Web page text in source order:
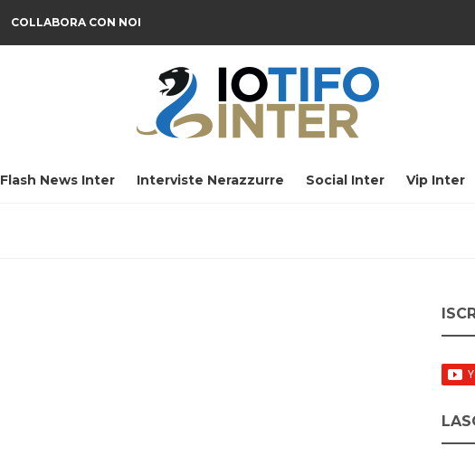
COLLABORA CON NOI
Flash News Inter Interviste Nerazzurre Social Inter Vip Inter